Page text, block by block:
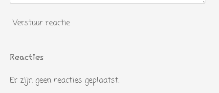
Verstuur reactie
Reacties
Er zijn geen reacties geplaatst.